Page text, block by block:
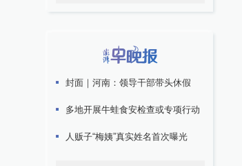
封面｜河南：领导干部带头休假
多地开展牛蛙食安检查或专项行动
人贩子“梅姨”真实姓名首次曝光